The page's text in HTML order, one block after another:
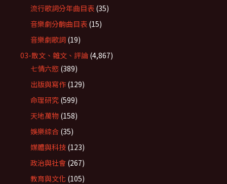
流行歌詞分年曲目表 (35)
音樂劇分齣曲目表 (15)
音樂劇歌詞 (19)
03-散文、雜文、評論 (4,867)
七情六慾 (389)
出版與寫作 (129)
命理研究 (599)
天地萬物 (158)
娛樂綜合 (35)
媒體與科技 (123)
政治與社會 (267)
教育與文化 (105)